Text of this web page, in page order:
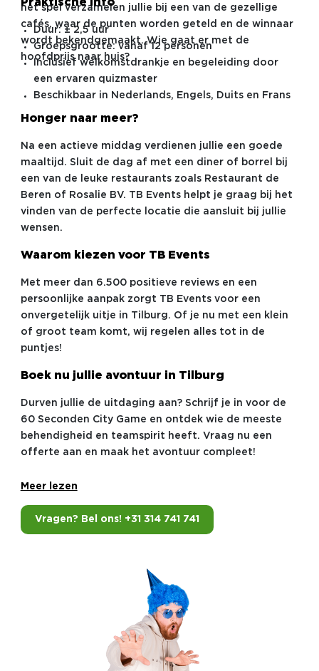
het spel verzamelen jullie bij een van de gezellige
cafés, waar de punten worden geteld en de winnaar
wordt bekendgemaakt. Wie gaat er met de
hoofdprijs naar huis?
Praktische info
Duur: ± 2,5 uur
Groepsgrootte: vanaf 12 personen
Inclusief welkomstdrankje en begeleiding door
een ervaren quizmaster
Beschikbaar in Nederlands, Engels, Duits en Frans
Honger naar meer?
Na een actieve middag verdienen jullie een goede
maaltijd. Sluit de dag af met een diner of borrel bij
een van de leuke restaurants zoals Restaurant de
Beren of Rosalie BV. TB Events helpt je graag bij het
vinden van de perfecte locatie die aansluit bij jullie
wensen.
Waarom kiezen voor TB Events
Met meer dan 6.500 positieve reviews en een
persoonlijke aanpak zorgt TB Events voor een
onvergetelijk uitje in Tilburg. Of je nu met een klein
of groot team komt, wij regelen alles tot in de
puntjes!
Boek nu jullie avontuur in Tilburg
Durven jullie de uitdaging aan? Schrijf je in voor de
60 Seconden City Game en ontdek wie de meeste
behendigheid en teamspirit heeft. Vraag nu een
offerte aan en maak het avontuur compleet!
Meer lezen
Vragen? Bel ons! +31 314 741 741